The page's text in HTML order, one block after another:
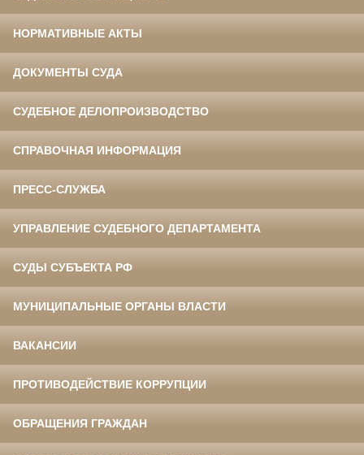
НОРМАТИВНЫЕ АКТЫ
ДОКУМЕНТЫ СУДА
СУДЕБНОЕ ДЕЛОПРОИЗВОДСТВО
СПРАВОЧНАЯ ИНФОРМАЦИЯ
ПРЕСС-СЛУЖБА
УПРАВЛЕНИЕ СУДЕБНОГО ДЕПАРТАМЕНТА
СУДЫ СУБЪЕКТА РФ
МУНИЦИПАЛЬНЫЕ ОРГАНЫ ВЛАСТИ
ВАКАНСИИ
ПРОТИВОДЕЙСТВИЕ КОРРУПЦИИ
ОБРАЩЕНИЯ ГРАЖДАН